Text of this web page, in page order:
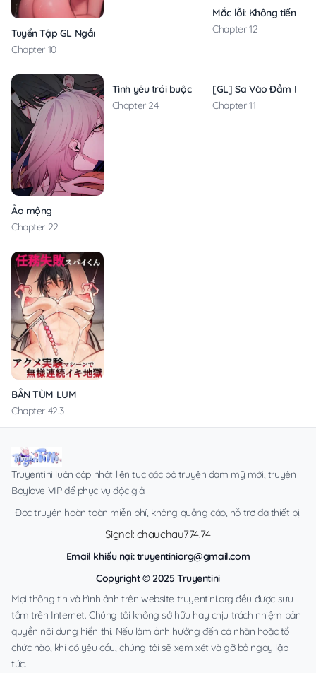
Tuyển Tập GL Ngắn Nhà Mèo Méo Meo Mèo Meo
Chapter 10
Mắc lỗi: Không tiến thì
Chapter 12
Ảo mộng
Chapter 22
Tình yêu trói buộc
Chapter 24
[GL] Sa Vào Đầm Lầy
Chapter 11
BẮN TÙM LUM
Chapter 42.3
Truyentini luôn cập nhật liên tục các bộ truyện đam mỹ mới, truyện
Boylove VIP để phục vụ độc giả.
Đọc truyện hoàn toàn miễn phí, không quảng cáo, hỗ trợ đa thiết bị.
Signal: chauchau774.74
Email khiếu nại:truyentiniorg@gmail.com
Copyright © 2025 Truyentini
Mọi thông tin và hình ảnh trên website truyentini.org đều được sưu
tầm trên Internet. Chúng tôi không sở hữu hay chịu trách nhiệm bản
quyền nội dung hiển thị. Nếu làm ảnh hưởng đến cá nhân hoặc tổ
chức nào, khi có yêu cầu, chúng tôi sẽ xem xét và gỡ bỏ ngay lập
tức.